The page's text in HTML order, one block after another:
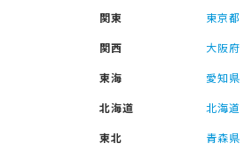
関東 東京都
関西
大阪府
東海
愛知県
北海道
北海道
東北
青森県